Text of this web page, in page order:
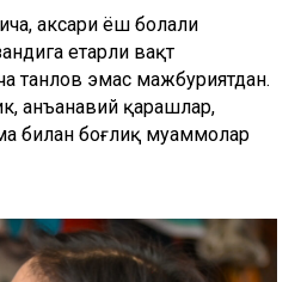
аксари ёш болали
етарли вақт
танлов эмас мажбуриятдан.
анъанавий қарашлар,
билан боғлиқ муаммолар